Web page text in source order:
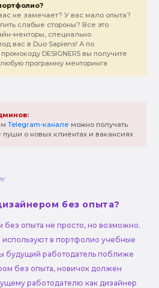
не замечает? У вас мало опыта?
слабые стороны? Все это
менторы, специально
вас в Duo Sapiens! А по
DESIGNER5 вы получите
программу менторинга
Telegram-канале можно получать
о новых клиентах и вакансиях
без опыта?
без опыта не просто, но возможно.
в портфолио учебные
будущий работодатель поближе
без опыта, новичок должен
работодателю как дизайнер